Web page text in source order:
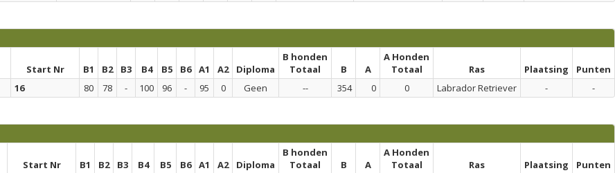
Start Nr B1 B2 B3 B4 B5 B6 A1 A2 Diploma
B honden
Totaal
B A
A Honden
Totaal
Ras Plaatsing
Punten
16 80 78 - 100 96 - 95 0 Geen -- 354 0 0 Labrador Retriever - -
Start Nr B1 B2 B3 B4 B5 B6 A1 A2 Diploma
B honden
Totaal
B A
A Honden
Totaal
Ras Plaatsing
Punten